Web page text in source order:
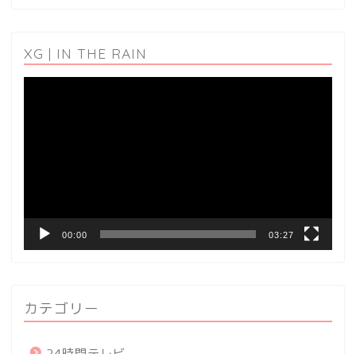
XG | IN THE RAIN
00:00 03:27
カテゴリー